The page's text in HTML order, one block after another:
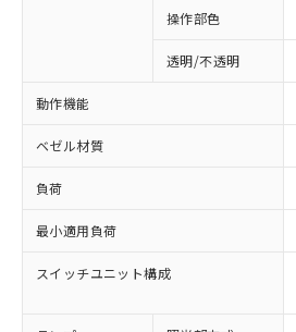
操作部色
透明/不透明
動作機能
ベゼル材質
負荷
最小適用負荷
スイッチユニット構成